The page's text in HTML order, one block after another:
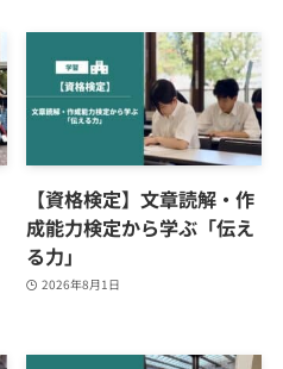
【資格検定】文章読解・作
成能力検定から学ぶ「伝え
る力」
2026年8月1日